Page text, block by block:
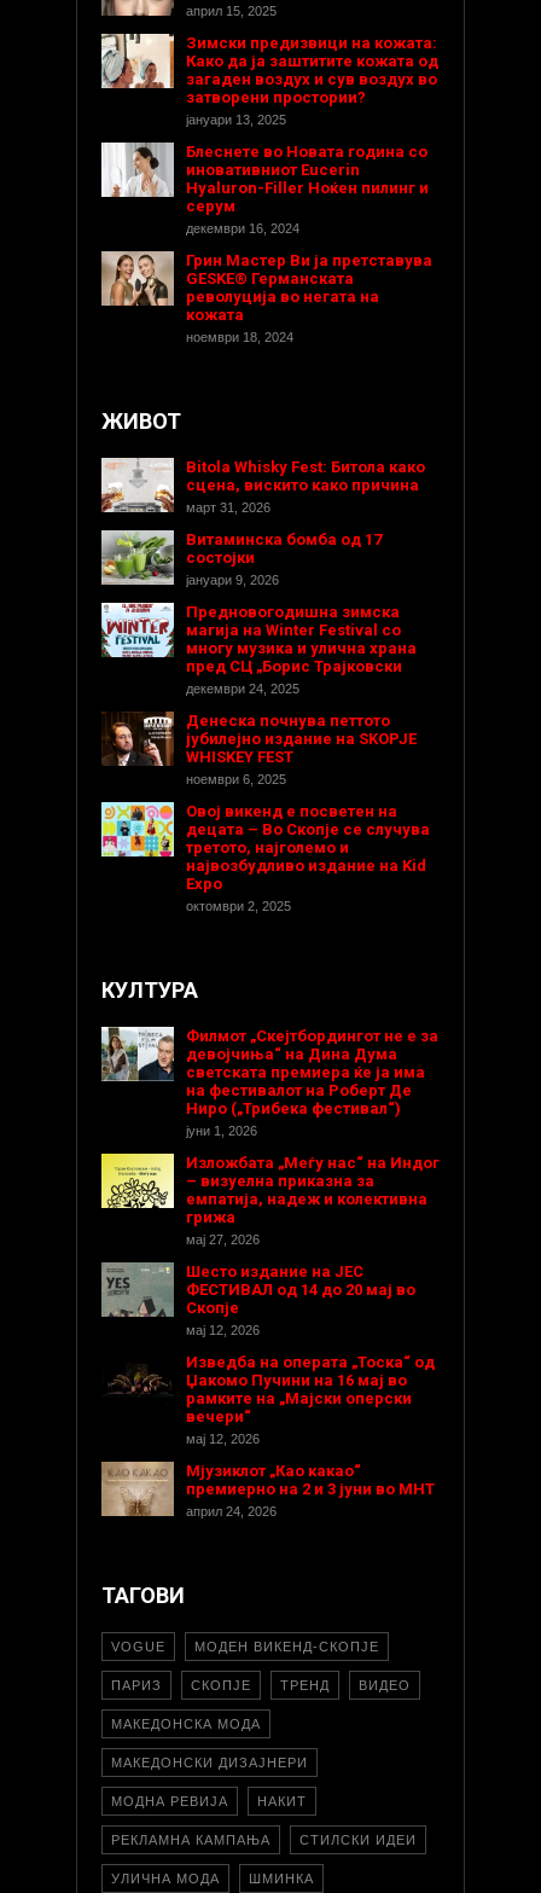
април 15, 2025
Зимски предизвици на кожата:
Како да ја заштитите кожата од
загаден воздух и сув воздух во
затворени простории?
јануари 13, 2025
Блеснете во Новата година со
иновативниот Eucerin
Hyaluron-Filler Ноќен пилинг и
серум
декември 16, 2024
Грин Мастер Ви ја претставува
GESKE® Германската
револуција во негата на
кожата
ноември 18, 2024
ЖИВОТ
Bitola Whisky Fest: Битола како
сцена, вискито како причина
март 31, 2026
Витаминска бомба од 17
состојки
јануари 9, 2026
Предновогодишнa зимска
магија на Winter Festival со
многу музика и улична храна
пред СЦ „Борис Трајковски
декември 24, 2025
Денеска почнува петтото
јубилејно издание на SKOPJE
WHISKEY FEST
ноември 6, 2025
Овој викенд е посветен на
децата – Во Скопје се случува
третото, најголемо и
највозбудливо издание на Kid
Expo
октомври 2, 2025
КУЛТУРА
Филмот „Скејтбордингот не е за
девојчиња“ на Дина Дума
светската премиера ќе ја има
на фестивалот на Роберт Де
Ниро („Трибека фестивал“)
јуни 1, 2026
Изложбата „Меѓу нас“ на Индог
– визуелна приказна за
емпатија, надеж и колективна
грижа
мај 27, 2026
Шесто издание на ЈЕС
ФЕСТИВАЛ од 14 до 20 мај во
Скопје
мај 12, 2026
Изведба на операта „Тоска“ од
Џакомо Пучини на 16 мај во
рамките на „Мајски оперски
вечери“
мај 12, 2026
Мјузиклот „Као какао“
премиерно на 2 и 3 јуни во МНТ
април 24, 2026
ТАГОВИ
VOGUE МОДЕН ВИКЕНД-СКОПЈЕ
ПАРИЗ СКОПЈЕ ТРЕНД ВИДЕО
МАКЕДОНСКА МОДА
МАКЕДОНСКИ ДИЗАЈНЕРИ
МОДНА РЕВИЈА НАКИТ
РЕКЛАМНА КАМПАЊА СТИЛСКИ ИДЕИ
УЛИЧНА МОДА ШМИНКА